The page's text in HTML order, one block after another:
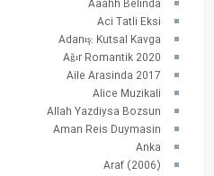
Aaahh Belinda
Aci Tatli Eksi
Adanış: Kutsal Kavga
Ağır Romantik 2020
Aile Arasinda 2017
Alice Muzikali
Allah Yazdiysa Bozsun
Aman Reis Duymasin
Anka
Araf (2006)